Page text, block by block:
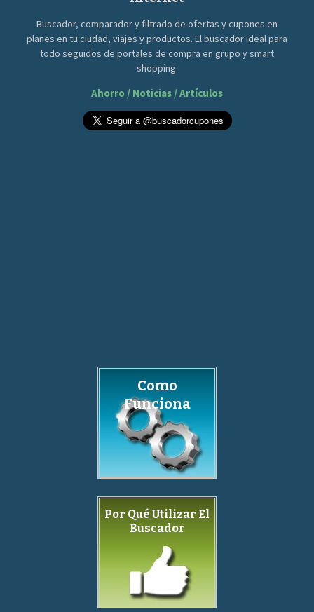
Buscador, comparador y filtrado de ofertas y cupones en
planes en tu ciudad, viajes y productos. El buscador ideal para
todo seguidos de portales de compra en grupo y smart
shopping.
Ahorro / Noticias / Artículos
Como
Funciona
Por Qué Utilizar El
Buscador